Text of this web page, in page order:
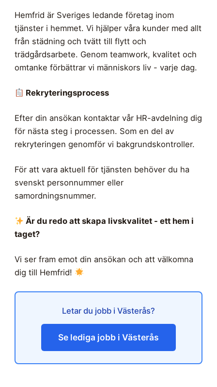
Hemfrid är Sveriges ledande företag inom
tjänster i hemmet. Vi hjälper våra kunder med allt
från städning och tvätt till flytt och
trädgårdsarbete. Genom teamwork, kvalitet och
omtanke förbättrar vi människors liv - varje dag.
Rekryteringsprocess
Efter din ansökan kontaktar vår HR-avdelning dig
för nästa steg i processen. Som en del av
rekryteringen genomför vi bakgrundskontroller.
För att vara aktuell för tjänsten behöver du ha
svenskt personnummer eller
samordningsnummer.
Är du redo att skapa livskvalitet - ett hem i
taget?
Vi ser fram emot din ansökan och att välkomna
dig till Hemfrid!
Letar du jobb i Västerås?
Se lediga jobb i Västerås